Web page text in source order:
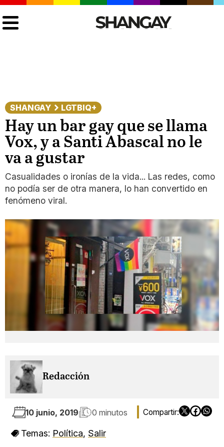
SHANGAY LGTBIQ+
Hay un bar gay que se llama
Vox, y a Santi Abascal no le
va a gustar
Casualidades o ironías de la vida... Las redes, como
no podía ser de otra manera, lo han convertido en
fenómeno viral.
Redacción
10 junio, 2019 0 minutos
Temas: Política, Salir